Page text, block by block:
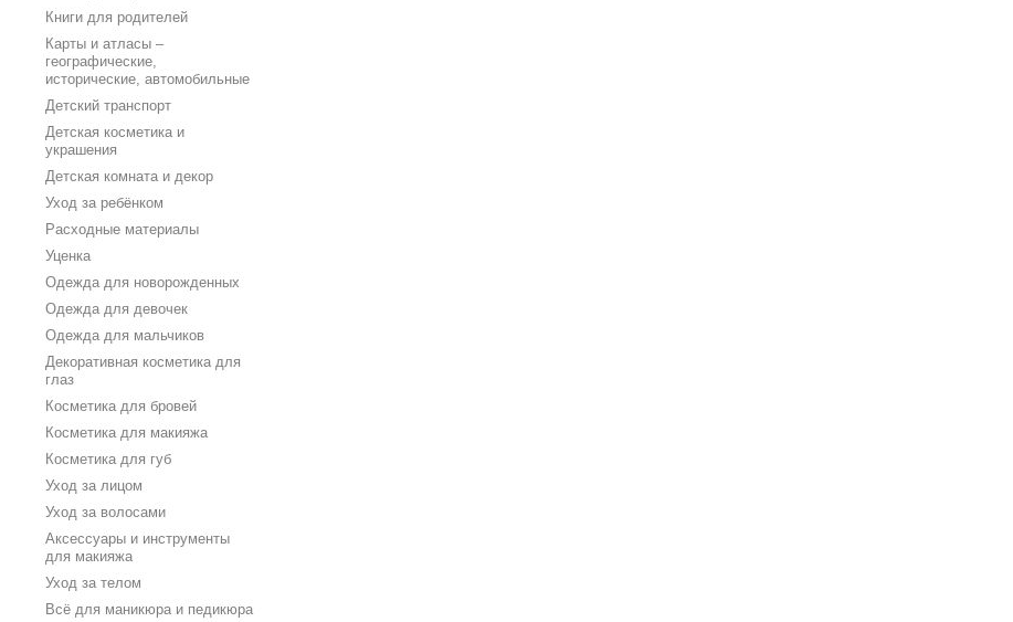
Книги для родителей
Карты и атласы –
географические,
исторические, автомобильные
Детский транспорт
Детская косметика и
украшения
Детская комната и декор
Уход за ребёнком
Расходные материалы
Уценка
Одежда для новорожденных
Одежда для девочек
Одежда для мальчиков
Декоративная косметика для
глаз
Косметика для бровей
Косметика для макияжа
Косметика для губ
Уход за лицом
Уход за волосами
Аксессуары и инструменты
для макияжа
Уход за телом
Всё для маникюра и педикюра